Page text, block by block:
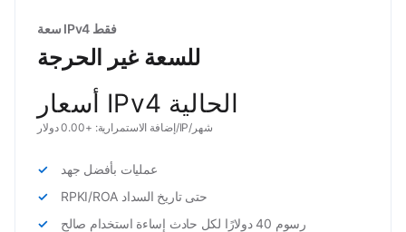
سعة IPv4 فقط
للسعة غير الحرجة
أسعار IPv4 الحالية
إضافة الاستمرارية: +0.00 دولار/IP/شهر
عمليات بأفضل جهد
RPKI/ROA حتى تاريخ السداد
رسوم 40 دولارًا لكل حادث إساءة استخدام صالح